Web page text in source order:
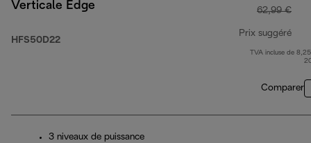
Verticale Edge
HFS50D22
62,99 €
Prix suggéré
TVA incluse de
Comparer
3 niveaux de puissance